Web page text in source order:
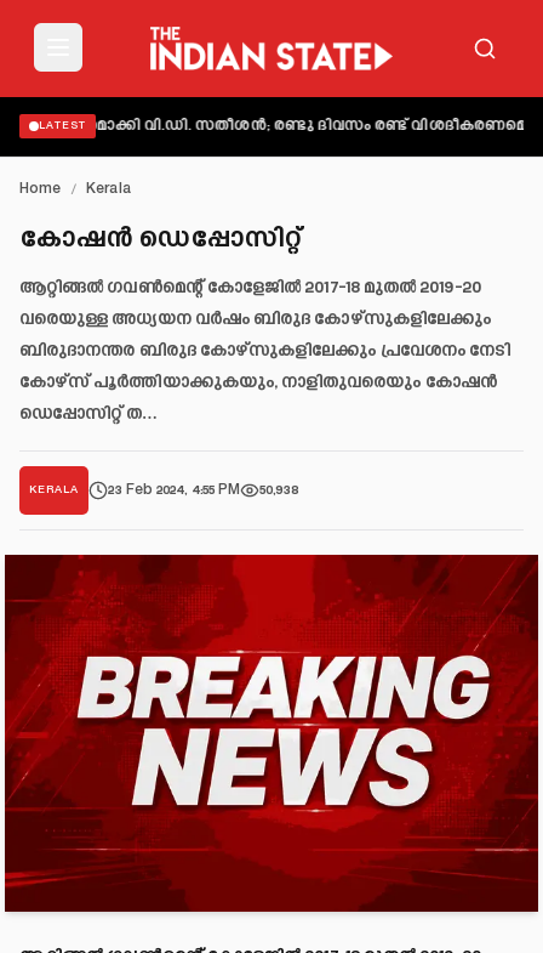
LATEST
വ്യക്തമാക്കി വി.ഡി. സതീശൻ; രണ്ടു ദിവസം രണ്ട് വിശദീകരണമെന്ന്
Home / Kerala
കോഷൻ ഡെപ്പോസിറ്റ്
ആറ്റിങ്ങൽ ഗവൺമെന്റ് കോളേജിൽ 2017-18 മുതൽ 2019-20
വരെയുള്ള അധ്യയന വർഷം ബിരുദ കോഴ്സുകളിലേക്കും
ബിരുദാനന്തര ബിരുദ കോഴ്സുകളിലേക്കും പ്രവേശനം നേടി
കോഴ്സ് പൂർത്തിയാക്കുകയും, നാളിതുവരെയും കോഷൻ
ഡെപ്പോസിറ്റ് ത…
KERALA 23 Feb 2024, 4:55 PM 50,938